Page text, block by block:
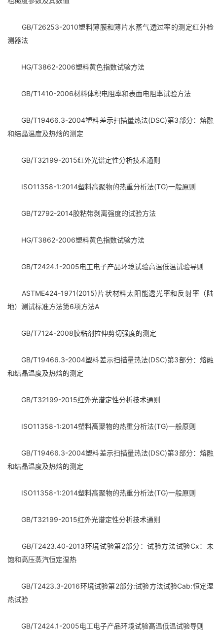
GB/T26253-2010塑料薄膜和薄片水蒸气透过率的测定红外检
测器法
HG/T3862-2006塑料黄色指数试验方法
GB/T1410-2006材料体积电阻率和表面电阻率试验方法
GB/T19466.3-2004塑料差示扫描量热法(DSC)第3部分：熔融
和结晶温度及热焓的测定
GB/T32199-2015红外光谱定性分析技术通则
ISO11358-1:2014塑料高聚物的热重分析法(TG)一般原则
GB/T2792-2014胶粘带剥离强度的试验方法
HG/T3862-2006塑料黄色指数试验方法
GB/T2424.1-2005电工电子产品环境试验高温低温试验导则
ASTME424-1971(2015)片状材料太阳能透光率和反射率（陆
地）测试标准方法第6项方法A
GB/T7124-2008胶粘剂拉伸剪切强度的测定
GB/T19466.3-2004塑料差示扫描量热法(DSC)第3部分：熔融
和结晶温度及热焓的测定
GB/T32199-2015红外光谱定性分析技术通则
ISO11358-1:2014塑料高聚物的热重分析法(TG)一般原则
GB/T19466.3-2004塑料差示扫描量热法(DSC)第3部分：熔融
和结晶温度及热焓的测定
ISO11358-1:2014塑料高聚物的热重分析法(TG)一般原则
GB/T32199-2015红外光谱定性分析技术通则
GB/T2423.40-2013环境试验第2部分：试验方法试验Cx：未
饱和高压蒸汽恒定湿热
GB/T2423.3-2016环境试验第2部分:试验方法试验Cab:恒定湿
热试验
GB/T2424.1-2005电工电子产品环境试验高温低温试验导则